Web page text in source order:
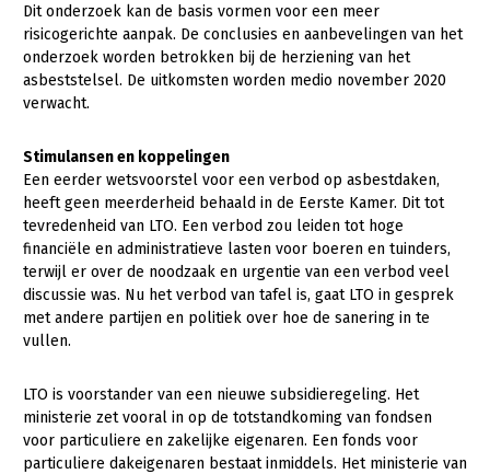
Vleesveehouderij
Plant
Akkerbouw
Bollenteelt
Bomen, vaste planten en zomerbloemen
Fruitteelt
Glastuinbouw
Multifunctionele landbouw
Multifunctioneel
Dit onderzoek kan de basis vormen voor een meer
risicogerichte aanpak. De conclusies en aanbevelingen van het
onderzoek worden betrokken bij de herziening van het
asbeststelsel. De uitkomsten worden medio november 2020
verwacht.
Stimulansen en koppelingen
Een eerder wetsvoorstel voor een verbod op asbestdaken,
heeft geen meerderheid behaald in de Eerste Kamer. Dit tot
tevredenheid van LTO. Een verbod zou leiden tot hoge
financiële en administratieve lasten voor boeren en tuinders,
terwijl er over de noodzaak en urgentie van een verbod veel
discussie was. Nu het verbod van tafel is, gaat LTO in gesprek
met andere partijen en politiek over hoe de sanering in te
vullen.
LTO is voorstander van een nieuwe subsidieregeling. Het
ministerie zet vooral in op de totstandkoming van fondsen
voor particuliere en zakelijke eigenaren. Een fonds voor
particuliere dakeigenaren bestaat inmiddels. Het ministerie van